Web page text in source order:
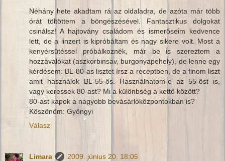
Néhány hete akadtam rá az oldaladra, de azóta már több
órát töltöttem a böngészésével. Fantasztikus dolgokat
csinálsz! A hajtovány családom és ismerőseim kedvence
lett, de a linzert is kipróbáltam és nagy sikere volt. Most a
kenyérsütéssel próbálkoznék, már be is szereztem a
hozzávalókat (aszkorbinsav, burgonyapehely), de lenne egy
kérdésem: BL-80-as lisztet írsz a receptben, de a finom liszt
amit használok BL-55-ös. Használhatom-e az 55-öst is,
vagy keressek 80-ast? Mi a különbség a kettő között?
80-ast kapok a nagyobb bevásárlóközpontokban is?
Köszönöm: Gyöngyi
Válasz
Limara
2009. június 20. 18:05